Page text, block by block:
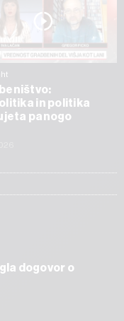
in politika
panogo
dogovor o